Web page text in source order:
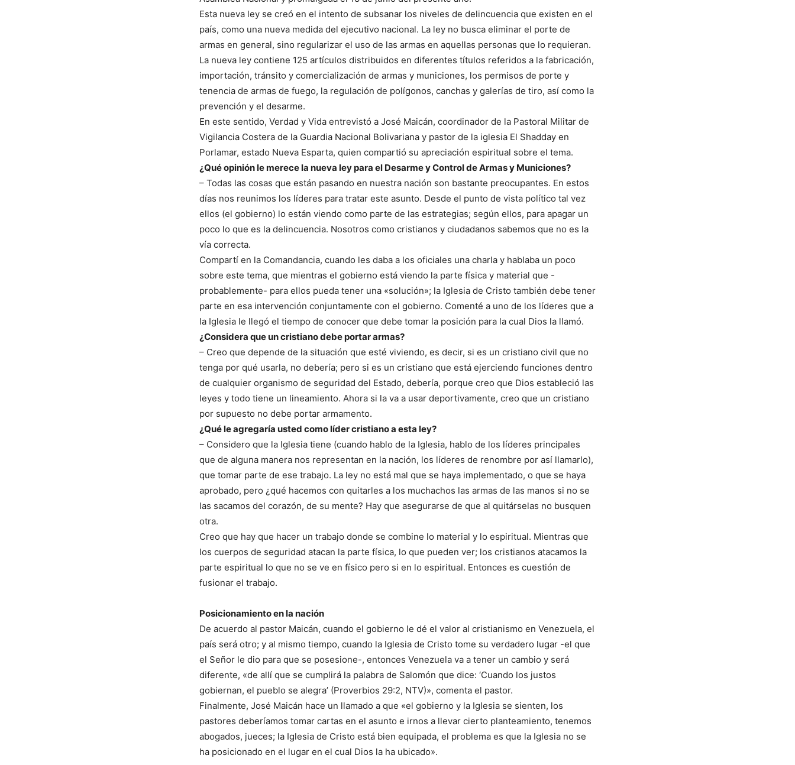
Esta nueva ley se creó en el intento de subsanar los niveles de delincuencia que existen en el
país, como una nueva medida del ejecutivo nacional. La ley no busca eliminar el porte de
armas en general, sino regularizar el uso de las armas en aquellas personas que lo requieran.
La nueva ley contiene 125 artículos distribuidos en diferentes títulos referidos a la fabricación,
importación, tránsito y comercialización de armas y municiones, los permisos de porte y
tenencia de armas de fuego, la regulación de polígonos, canchas y galerías de tiro, así como la
prevención y el desarme.
En este sentido, Verdad y Vida entrevistó a José Maicán, coordinador de la Pastoral Militar de
Vigilancia Costera de la Guardia Nacional Bolivariana y pastor de la iglesia El Shadday en
Porlamar, estado Nueva Esparta, quien compartió su apreciación espiritual sobre el tema.
¿Qué opinión le merece la nueva ley para el Desarme y Control de Armas y Municiones?
– Todas las cosas que están pasando en nuestra nación son bastante preocupantes. En estos
días nos reunimos los líderes para tratar este asunto. Desde el punto de vista político tal vez
ellos (el gobierno) lo están viendo como parte de las estrategias; según ellos, para apagar un
poco lo que es la delincuencia. Nosotros como cristianos y ciudadanos sabemos que no es la
vía correcta.
Compartí en la Comandancia, cuando les daba a los oficiales una charla y hablaba un poco
sobre este tema, que mientras el gobierno está viendo la parte física y material que -
probablemente- para ellos pueda tener una «solución»; la Iglesia de Cristo también debe tener
parte en esa intervención conjuntamente con el gobierno. Comenté a uno de los líderes que a
la Iglesia le llegó el tiempo de conocer que debe tomar la posición para la cual Dios la llamó.
¿Considera que un cristiano debe portar armas?
– Creo que depende de la situación que esté viviendo, es decir, si es un cristiano civil que no
tenga por qué usarla, no debería; pero si es un cristiano que está ejerciendo funciones dentro
de cualquier organismo de seguridad del Estado, debería, porque creo que Dios estableció las
leyes y todo tiene un lineamiento. Ahora si la va a usar deportivamente, creo que un cristiano
por supuesto no debe portar armamento.
¿Qué le agregaría usted como líder cristiano a esta ley?
– Considero que la Iglesia tiene (cuando hablo de la Iglesia, hablo de los líderes principales
que de alguna manera nos representan en la nación, los líderes de renombre por así llamarlo),
que tomar parte de ese trabajo. La ley no está mal que se haya implementado, o que se haya
aprobado, pero ¿qué hacemos con quitarles a los muchachos las armas de las manos si no se
las sacamos del corazón, de su mente? Hay que asegurarse de que al quitárselas no busquen
otra.
Creo que hay que hacer un trabajo donde se combine lo material y lo espiritual. Mientras que
los cuerpos de seguridad atacan la parte física, lo que pueden ver; los cristianos atacamos la
parte espiritual lo que no se ve en físico pero si en lo espiritual. Entonces es cuestión de
fusionar el trabajo.
Posicionamiento en la nación
De acuerdo al pastor Maicán, cuando el gobierno le dé el valor al cristianismo en Venezuela, el
país será otro; y al mismo tiempo, cuando la Iglesia de Cristo tome su verdadero lugar -el que
el Señor le dio para que se posesione-, entonces Venezuela va a tener un cambio y será
diferente, «de allí que se cumplirá la palabra de Salomón que dice: ‘Cuando los justos
gobiernan, el pueblo se alegra’ (Proverbios 29:2, NTV)», comenta el pastor.
Finalmente, José Maicán hace un llamado a que «el gobierno y la Iglesia se sienten, los
pastores deberíamos tomar cartas en el asunto e irnos a llevar cierto planteamiento, tenemos
abogados, jueces; la Iglesia de Cristo está bien equipada, el problema es que la Iglesia no se
ha posicionado en el lugar en el cual Dios la ha ubicado».